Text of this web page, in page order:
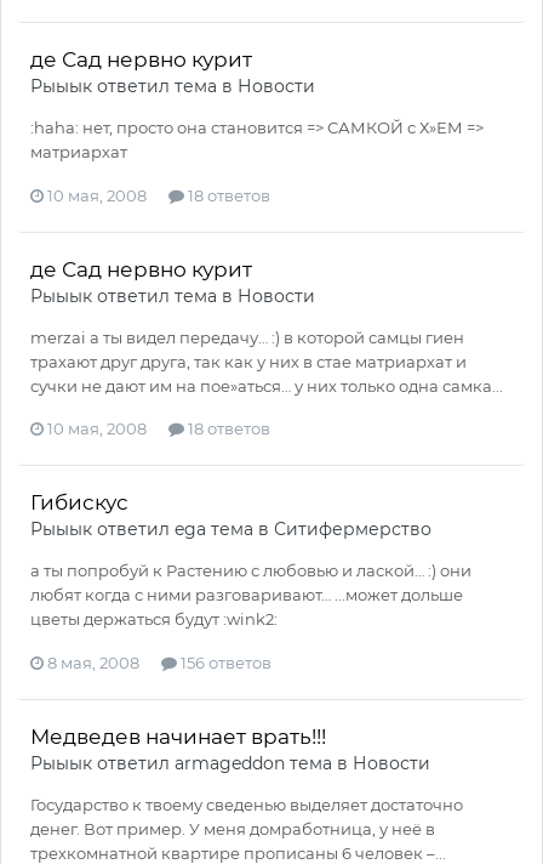
де Сад нервно курит
Рыыык ответил тема в Новости
:haha: нет, просто она становится => САМКОЙ с Х»ЕМ =>
матриархат
10 мая, 2008 18 ответов
де Сад нервно курит
Рыыык ответил тема в Новости
merzai а ты видел передачу… :) в которой самцы гиен
трахают друг друга, так как у них в стае матриархат и
сучки не дают им на пое»аться… у них только одна самка...
10 мая, 2008 18 ответов
Гибискус
Рыыык ответил ega тема в Ситифермерство
а ты попробуй к Растению с любовью и лаской… :) они
любят когда с ними разговаривают… ...может дольше
цветы держаться будут :wink2:
8 мая, 2008 156 ответов
Медведев начинает врать!!!
Рыыык ответил armageddon тема в Новости
Государство к твоему сведенью выделяет достаточно
денег. Вот пример. У меня домработница, у неё в
трехкомнатной квартире прописаны 6 человек –...